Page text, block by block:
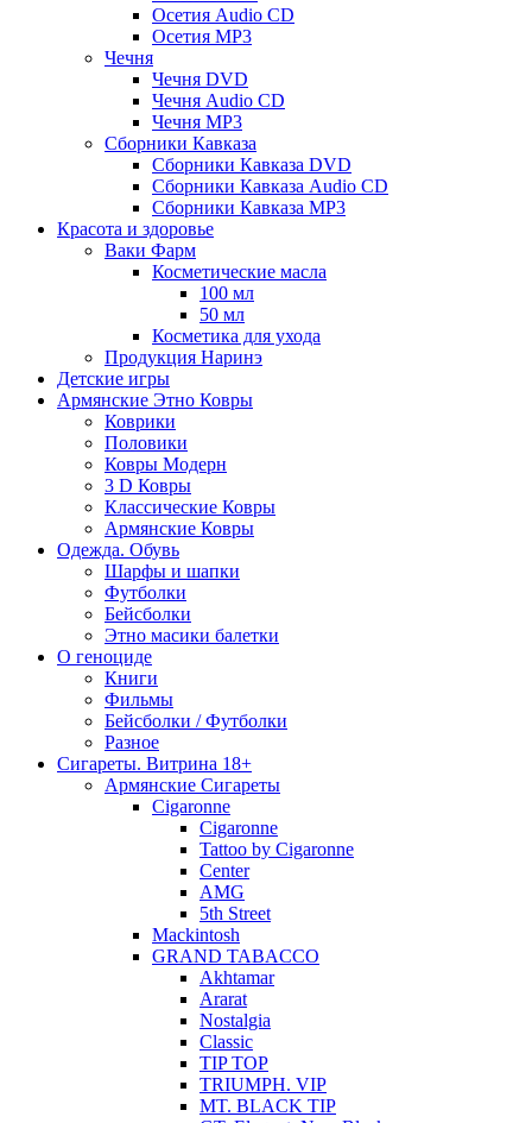
Осетия Audio CD
Осетия MP3
Чечня
Чечня DVD
Чечня Audio CD
Чечня MP3
Сборники Кавказа
Сборники Кавказа DVD
Сборники Кавказа Audio CD
Сборники Кавказа MP3
Красота и здоровье
Ваки Фарм
Косметические масла
100 мл
50 мл
Косметика для ухода
Продукция Наринэ
Детские игры
Армянские Этно Ковры
Коврики
Половики
Ковры Модерн
3 D Ковры
Классические Ковры
Армянские Ковры
Одежда. Обувь
Шарфы и шапки
Футболки
Бейсболки
Этно масики балетки
О геноциде
Книги
Фильмы
Бейсболки / Футболки
Разное
Сигареты. Витрина 18+
Армянские Сигареты
Cigaronne
Cigaronne
Tattoo by Cigaronne
Center
AMG
5th Street
Mackintosh
GRAND TABACCO
Akhtamar
Ararat
Nostalgia
Classic
TIP TOP
TRIUMPH. VIP
MT. BLACK TIP